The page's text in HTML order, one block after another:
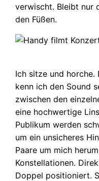
verwischt. Bleibt nur
den Füßen.
Ich sitze und horche.
kenn ich den Sound
zwischen den
eine hochwertige
Publikum werden
um ein unsicheres
Paare um mich
Konstellationen.
Doppel positioniert.